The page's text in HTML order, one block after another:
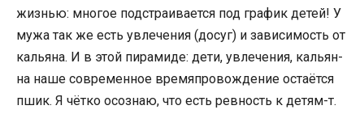
жизнью: многое подстраивается под график детей! У
мужа так же есть увлечения (досуг) и зависимость от
кальяна. И в этой пирамиде: дети, увлечения, кальян-
на наше современное времяпровождение остаётся
пшик. Я чётко осознаю, что есть ревность к детям-т.